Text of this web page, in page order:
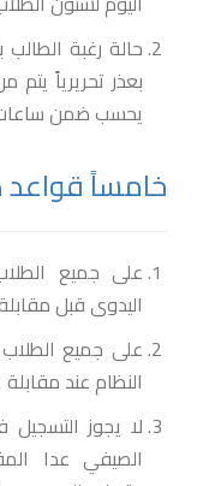
حالة رغبة الطالب
بعذر تحريرياً
يحسب ضمن
خامساً
على جميع
اليدوى قبل
على جميع
النظام عند
لا يجوز
الصيفي عدا